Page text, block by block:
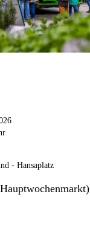
- Hansaplatz